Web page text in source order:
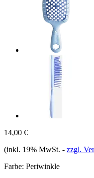
14,00 €
(inkl. 19% MwSt. - zzgl.
Farbe: Periwinkle